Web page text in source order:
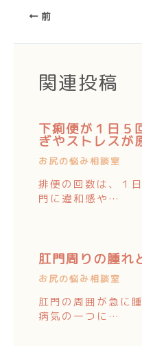
前
関連投稿
下痢便が１日５
ぎやストレスが
お尻の悩み相談室
排便の回数は、１
門に違和感や…
肛門周りの腫れ
お尻の悩み相談室
肛門の周囲が急に
病気の一つに…